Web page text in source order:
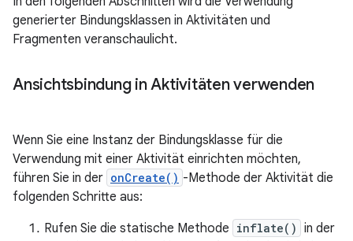
generierter Bindungsklassen in Aktivitäten und
Fragmenten veranschaulicht.
Ansichtsbindung in Aktivitäten verwenden
Wenn Sie eine Instanz der Bindungsklasse für die
Verwendung mit einer Aktivität einrichten möchten,
führen Sie in der onCreate() -Methode der Aktivität die
folgenden Schritte aus:
Rufen Sie die statische Methode inflate() in der